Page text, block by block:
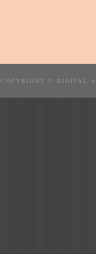
COPYRIGHT © DIGITAL